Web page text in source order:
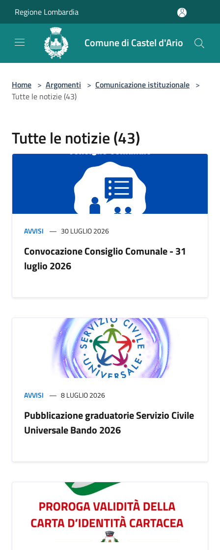
Regione Lombardia
Comune di Castel d'Ario
Home > Argomenti > Comunicazione istituzionale >
Tutte le notizie (43)
Tutte le notizie (43)
AVVISI 30 LUGLIO 2026
Convocazione Consiglio Comunale - 31
luglio 2026
AVVISI 8 LUGLIO 2026
Pubblicazione graduatorie Servizio Civile
Universale Bando 2026